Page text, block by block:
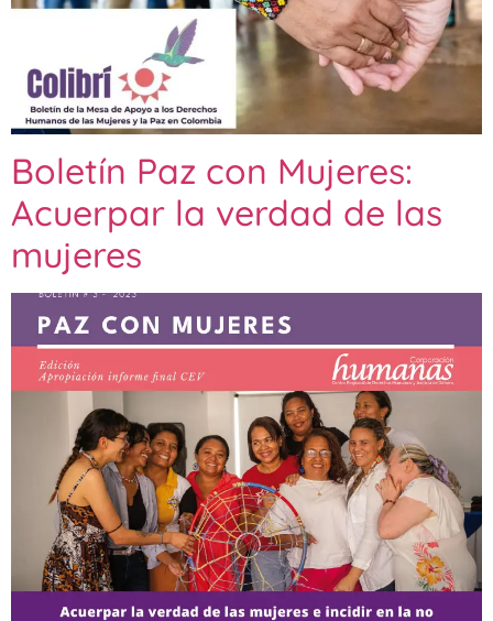
Boletín Paz con Mujeres:
Acuerpar la verdad de las
mujeres